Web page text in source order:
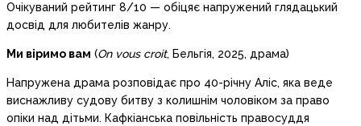
Очікуваний рейтинг 8/10 — обіцяє напружений глядацький
досвід для любителів жанру.
Ми віримо вам (On vous croit, Бельгія, 2025, драма)
Напружена драма розповідає про 40-річну Аліс, яка веде
виснажливу судову битву з колишнім чоловіком за право
опіки над дітьми. Кафкіанська повільність правосуддя